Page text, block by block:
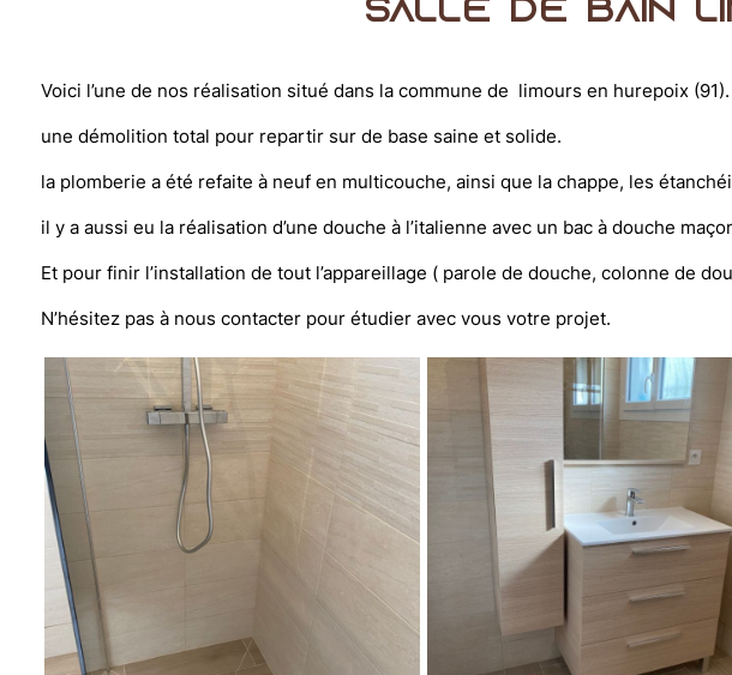
salle de bain
Voici l’une de nos réalisation situé dans la commune de limours en hurepoix (91).
une démolition total pour repartir sur de base saine et solide.
la plomberie a été refaite à neuf en multicouche, ainsi que la chappe, les
il y a aussi eu la réalisation d’une douche à l’italienne avec un bac à douche
Et pour finir l’installation de tout l’appareillage ( parole de douche, colonne de
N’hésitez pas à nous contacter pour étudier avec vous votre projet.